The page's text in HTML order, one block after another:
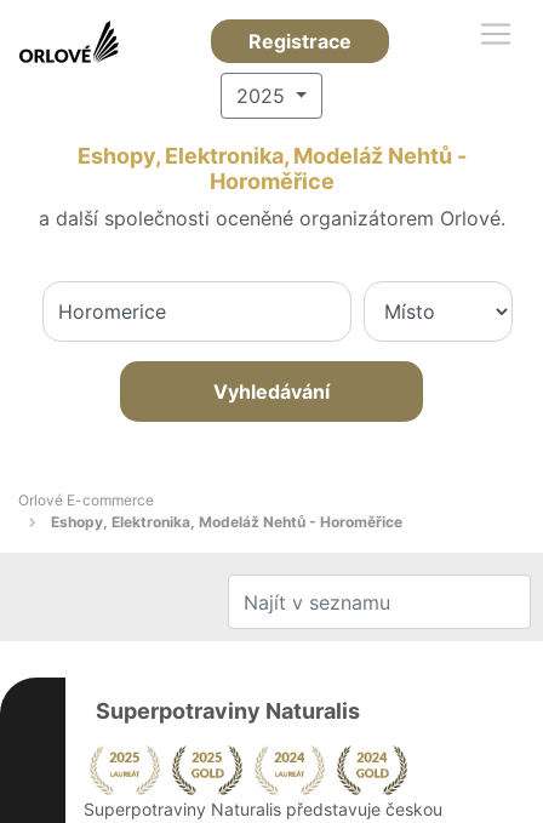
Registrace
2025
Eshopy, Elektronika, Modeláž Nehtů -
Horoměřice
a další společnosti oceněné organizátorem Orlové.
Vyhledávání
Orlové E-commerce
Eshopy, Elektronika, Modeláž Nehtů - Horoměřice
Superpotraviny Naturalis
Superpotraviny Naturalis představuje českou